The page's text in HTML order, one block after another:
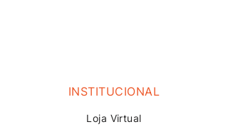
INSTITUCIONAL
Loja Virtual